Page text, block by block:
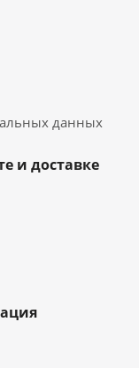
данных
и доставке